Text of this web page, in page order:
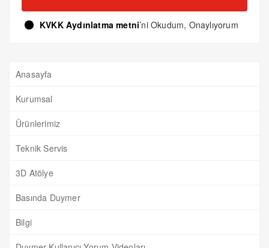
KVKK Aydınlatma metni’ni Okudum, Onaylıyorum
Anasayfa
Kurumsal
Ürünlerimiz
Teknik Servis
3D Atölye
Basında Duymer
Bilgi